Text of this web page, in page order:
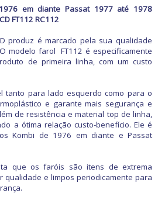
em diante Passat 1977 até 1978
FT112 RC112
produz é marcado pela sua qualidade
modelo farol FT112 é especificamente
de primeira linha, com um custo
tanto para lado esquerdo como para o
e garante mais segurança e
de resistência e material top de linha,
a ótima relação custo-benefício. Ele é
Kombi de 1976 em diante e Passat
que os faróis são itens de extrema
qualidade e limpos periodicamente para